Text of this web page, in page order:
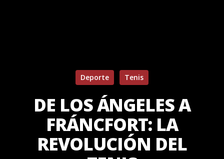
Deporte Tenis
DE LOS ÁNGELES A
FRÁNCFORT: LA
REVOLUCIÓN DEL